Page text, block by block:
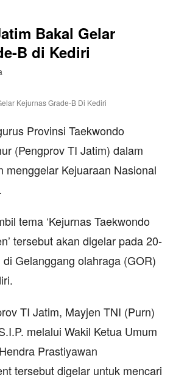
Bakal Gelar
B di Kediri
Provinsi Taekwondo
(Pengprov TI Jatim) dalam
menggelar Kejuaraan Nasional
tema ‘Kejurnas Taekwondo
tersebut akan digelar pada 20-
Gelanggang olahraga (GOR)
TI Jatim, Mayjen TNI (Purn)
melalui Wakil Ketua Umum
Prastiyawan
tersebut digelar untuk mencari